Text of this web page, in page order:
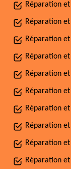
Réparation
Réparation
Réparation
Réparation
Réparation
Réparation
Réparation
Réparation
Réparation
Réparation